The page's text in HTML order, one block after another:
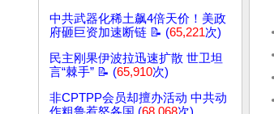
中共武器化稀土飙4倍天价！美政
府砸巨资加速断链 📝 (65,221次)
民主刚果伊波拉迅速扩散 世卫坦
言“棘手” 📝 (65,910次)
非CPTPP会员却擅办活动 中共动